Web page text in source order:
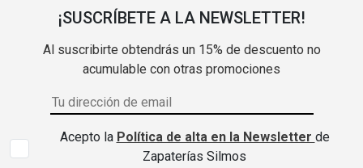
¡SUSCRÍBETE A LA NEWSLETTER!
Al suscribirte obtendrás un 15% de descuento no
acumulable con otras promociones
Acepto la Política de alta en la Newsletter de
Zapaterías Silmos